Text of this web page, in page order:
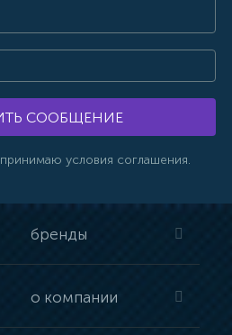
СООБЩЕНИЕ
условия соглашения.
бренды
о компании